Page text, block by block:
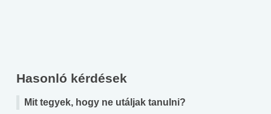
Hasonló kérdések
Mit tegyek, hogy ne utáljak tanulni?